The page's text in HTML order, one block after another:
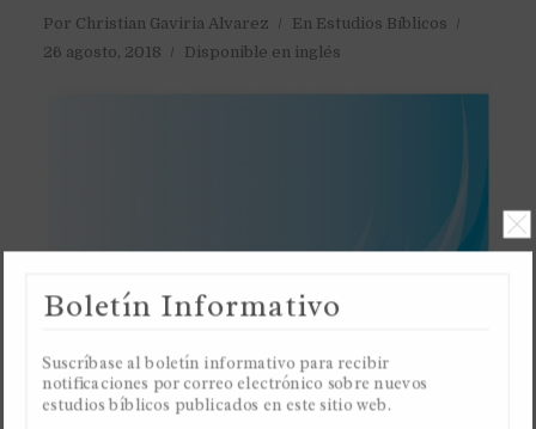
Por Christian Gaviria Alvarez En Estudios Bíblicos
26 agosto, 2018
Disponible en inglés
Boletín Informativo
Suscríbase al boletín informativo para recibir
notificaciones por correo electrónico sobre nuevos
estudios bíblicos publicados en este sitio web.